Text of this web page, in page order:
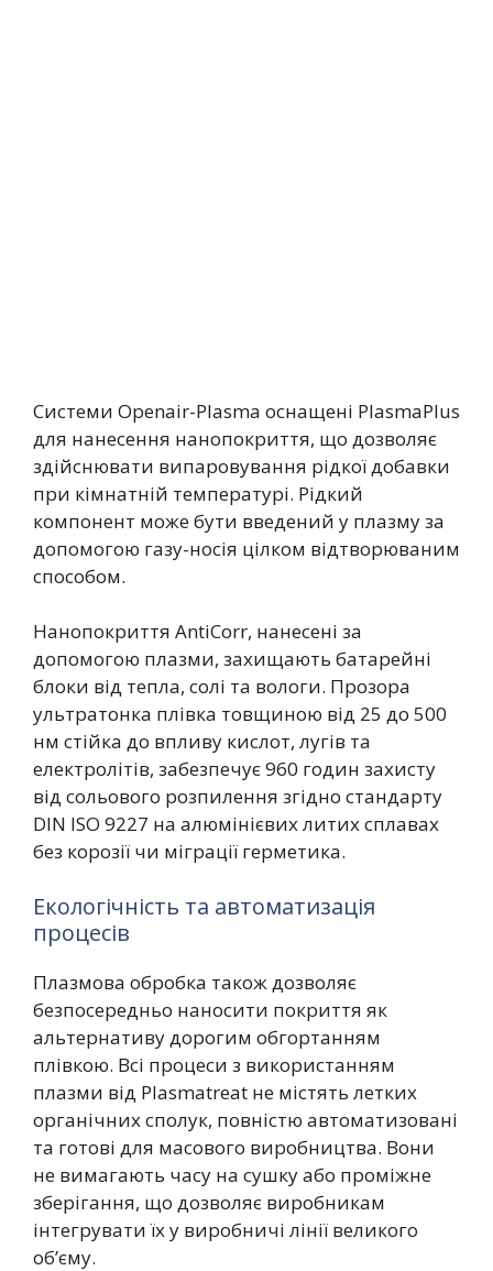
Системи Openair-Plasma оснащені PlasmaPlus
для нанесення нанопокриття, що дозволяє
здійснювати випаровування рідкої добавки
при кімнатній температурі. Рідкий
компонент може бути введений у плазму за
допомогою газу-носія цілком відтворюваним
способом.
Нанопокриття AntiCorr, нанесені за
допомогою плазми, захищають батарейні
блоки від тепла, солі та вологи. Прозора
ультратонка плівка товщиною від 25 до 500
нм стійка до впливу кислот, лугів та
електролітів, забезпечує 960 годин захисту
від сольового розпилення згідно стандарту
DIN ISO 9227 на алюмінієвих литих сплавах
без корозії чи міграції герметика.
Екологічність та автоматизація
процесів
Плазмова обробка також дозволяє
безпосередньо наносити покриття як
альтернативу дорогим обгортанням
плівкою. Всі процеси з використанням
плазми від Plasmatreat не містять летких
органічних сполук, повністю автоматизовані
та готові для масового виробництва. Вони
не вимагають часу на сушку або проміжне
зберігання, що дозволяє виробникам
інтегрувати їх у виробничі лінії великого
об’єму.